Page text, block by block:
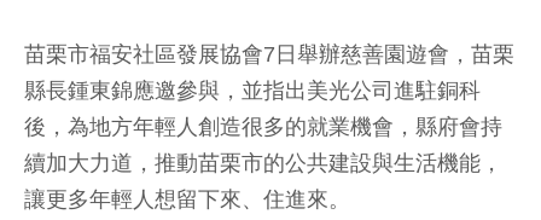
苗栗市福安社區發展協會7日舉辦慈善園遊會，苗栗
縣長鍾東錦應邀參與，並指出美光公司進駐銅科
後，為地方年輕人創造很多的就業機會，縣府會持
續加大力道，推動苗栗市的公共建設與生活機能，
讓更多年輕人想留下來、住進來。